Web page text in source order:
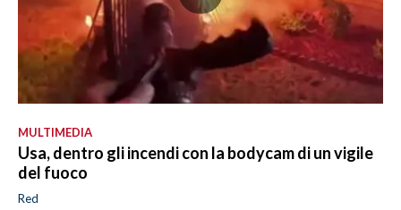
MULTIMEDIA
Usa, dentro gli incendi con la bodycam di un vigile
del fuoco
Red